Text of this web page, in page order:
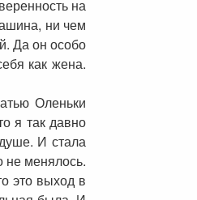
на
ни чем
Да он особо
как жена.
Оленьки
я так давно
И стала
не менялось.
это выход в